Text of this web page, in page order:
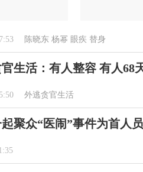
陈晓东 杨幂 眼疾 替身
生活：有人整容 有人68
外逃贪官生活
聚众“医闹”事件为首人